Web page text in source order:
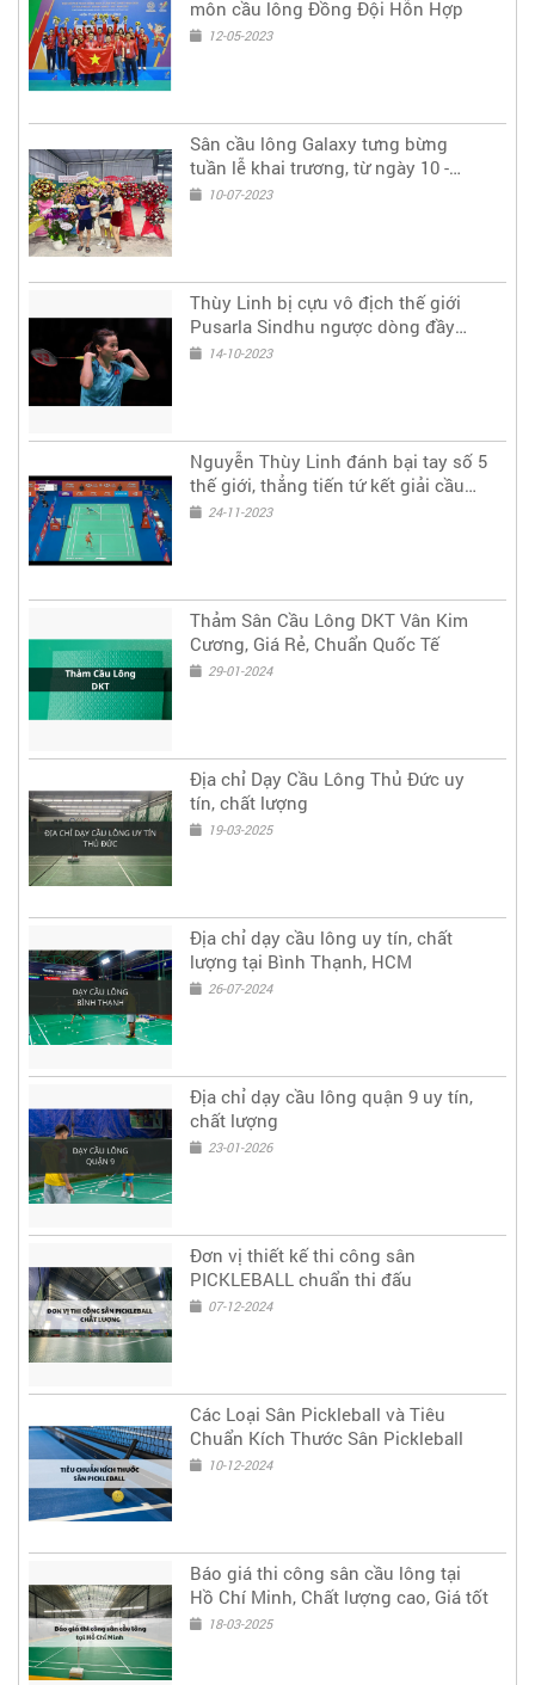
môn cầu lông Đồng Đội Hỗn Hợp
12-05-2023
Sân cầu lông Galaxy tưng bừng
tuần lễ khai trương, từ ngày 10 -
14/7/2023
10-07-2023
Thùy Linh bị cựu vô địch thế giới
Pusarla Sindhu ngược dòng đầy
tiếc nuối ở tứ kết Phần Lan mở rộng
14-10-2023
Nguyễn Thùy Linh đánh bại tay số 5
thế giới, thẳng tiến tứ kết giải cầu
lông China Masters 2023
24-11-2023
Thảm Sân Cầu Lông DKT Vân Kim
Cương, Giá Rẻ, Chuẩn Quốc Tế
29-01-2024
Địa chỉ Dạy Cầu Lông Thủ Đức uy
tín, chất lượng
19-03-2025
Địa chỉ dạy cầu lông uy tín, chất
lượng tại Bình Thạnh, HCM
26-07-2024
Địa chỉ dạy cầu lông quận 9 uy tín,
chất lượng
23-01-2026
Đơn vị thiết kế thi công sân
PICKLEBALL chuẩn thi đấu
07-12-2024
Các Loại Sân Pickleball và Tiêu
Chuẩn Kích Thước Sân Pickleball
10-12-2024
Báo giá thi công sân cầu lông tại
Hồ Chí Minh, Chất lượng cao, Giá tốt
18-03-2025